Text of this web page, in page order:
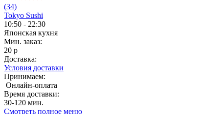
(34)
Tokyo Sushi
10:50 - 22:30
Японская кухня
Мин. заказ:
20 р
Доставка:
Условия доставки
Принимаем:
Онлайн-оплата
Время доставки:
30-120 мин.
Смотреть полное меню